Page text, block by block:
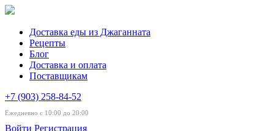
Доставка еды из Джаганната
Рецепты
Блог
Доставка и оплата
Поставщикам
+7 (903) 258-84-52
Ежедневно с 10:00 до 20:00
Войти Регистрация